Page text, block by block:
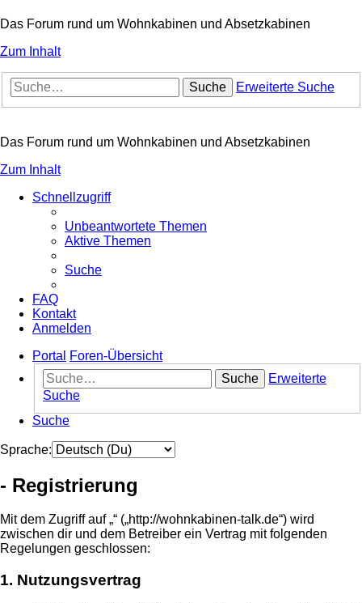
Das Forum rund um Wohnkabinen und Absetzkabinen
Zum Inhalt
Suche Erweiterte Suche
Das Forum rund um Wohnkabinen und Absetzkabinen
Zum Inhalt
Schnellzugriff
Unbeantwortete Themen
Aktive Themen
Suche
FAQ
Kontakt
Anmelden
Portal
Foren-Übersicht
Suche
Erweiterte
Suche
Suche
Sprache:
- Registrierung
Mit dem Zugriff auf „“ („http://wohnkabinen-talk.de“) wird
zwischen dir und dem Betreiber ein Vertrag mit folgenden
Regelungen geschlossen:
1. Nutzungsvertrag